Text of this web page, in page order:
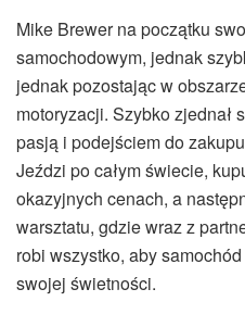
Mike Brewer na początku
samochodowym, jednak
jednak pozostając w
motoryzacji. Szybko zjednał
pasją i podejściem do
Jeździ po całym świecie,
okazyjnych cenach, a
warsztatu, gdzie wraz z
robi wszystko, aby
swojej świetności.